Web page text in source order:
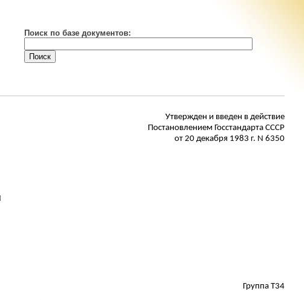
Поиск по базе документов:
Утвержден и введен в действие
Постановлением Госстандарта СССР
от 20 декабря 1983 г. N 6350
Группа Т34